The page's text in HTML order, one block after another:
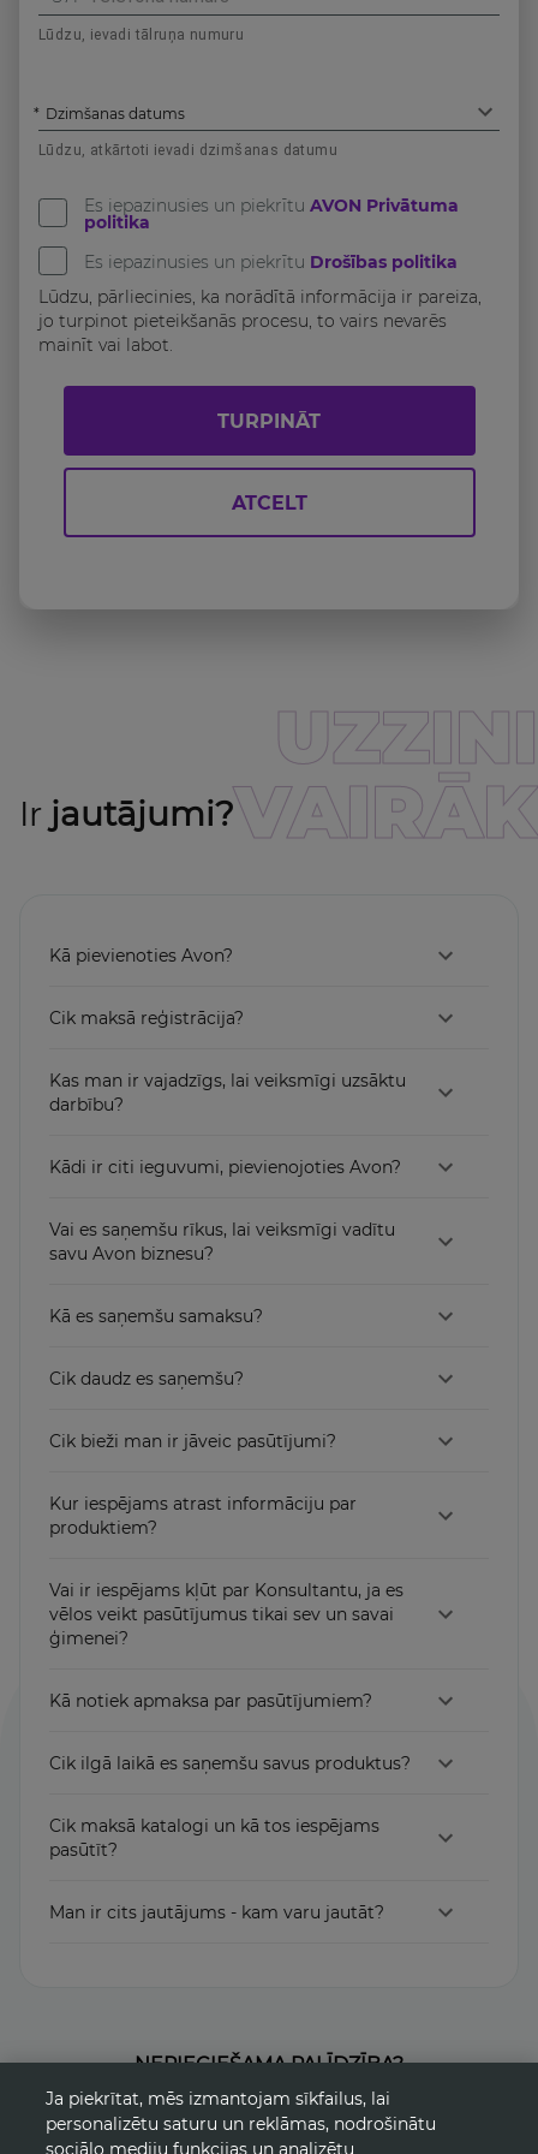
Lūdzu, ievadi tālruņa numuru
Dzimšanas datums
*
Lūdzu, atkārtoti ievadi dzimšanas datumu
Es iepazinusies un piekrītu AVON Privātuma
politika
Es iepazinusies un piekrītu Drošības politika
Lūdzu, pārliecinies, ka norādītā informācija ir pareiza,
jo turpinot pieteikšanās procesu, to vairs nevarēs
mainīt vai labot.
ATCELT
TURPINĀT
UZZINI
VAIRĀK
Ir jautājumi?
Kā pievienoties Avon?
Cik maksā reģistrācija?
Kas man ir vajadzīgs, lai veiksmīgi uzsāktu
darbību?
Kādi ir citi ieguvumi, pievienojoties Avon?
Vai es saņemšu rīkus, lai veiksmīgi vadītu
savu Avon biznesu?
Kā es saņemšu samaksu?
Cik daudz es saņemšu?
Cik bieži man ir jāveic pasūtījumi?
Kur iespējams atrast informāciju par
produktiem?
Vai ir iespējams kļūt par Konsultantu, ja es
vēlos veikt pasūtījumus tikai sev un savai
ģimenei?
Kā notiek apmaksa par pasūtījumiem?
Cik ilgā laikā es saņemšu savus produktus?
Cik maksā katalogi un kā tos iespējams
pasūtīt?
Man ir cits jautājums - kam varu jautāt?
NEPIECIEŠAMA PALĪDZĪBA?
Mēs esam šeit, lai palīdzētu.
WhatsApp-chat+443332344444
Ja piekrītat, mēs izmantojam sīkfailus, lai
personalizētu saturu un reklāmas, nodrošinātu
sociālo mediju funkcijas un analizētu